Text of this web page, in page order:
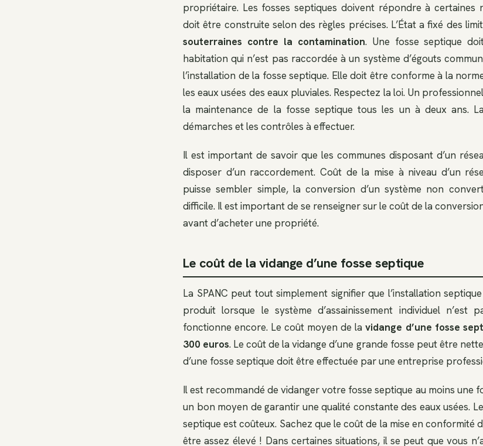
propriétaire. Les fosses septiques doivent répondre à certaines
doit être construite selon des règles précises. L’État a fixé des
souterraines contre la contamination. Une fosse septique
habitation qui n’est pas raccordée à un système d’égouts
l’installation de la fosse septique. Elle doit être conforme à la
les eaux usées des eaux pluviales. Respectez la loi. Un
la maintenance de la fosse septique tous les un à deux ans.
démarches et les contrôles à effectuer.
Il est important de savoir que les communes disposant d’un
disposer d’un raccordement. Coût de la mise à niveau d’un
puisse sembler simple, la conversion d’un système non
difficile. Il est important de se renseigner sur le coût de la
avant d’acheter une propriété.
Le coût de la vidange d’une fosse septique
La SPANC peut tout simplement signifier que l’installation
produit lorsque le système d’assainissement individuel n’est
fonctionne encore. Le coût moyen de lavidange d’une fosse
300 euros. Le coût de la vidange d’une grande fosse peut être
d’une fosse septique doit être effectuée par une entreprise
Il est recommandé de vidanger votre fosse septique au moins une
un bon moyen de garantir une qualité constante des eaux usées.
septique est coûteux. Sachez que le coût de la mise en conformité
être assez élevé ! Dans certaines situations, il se peut que vous